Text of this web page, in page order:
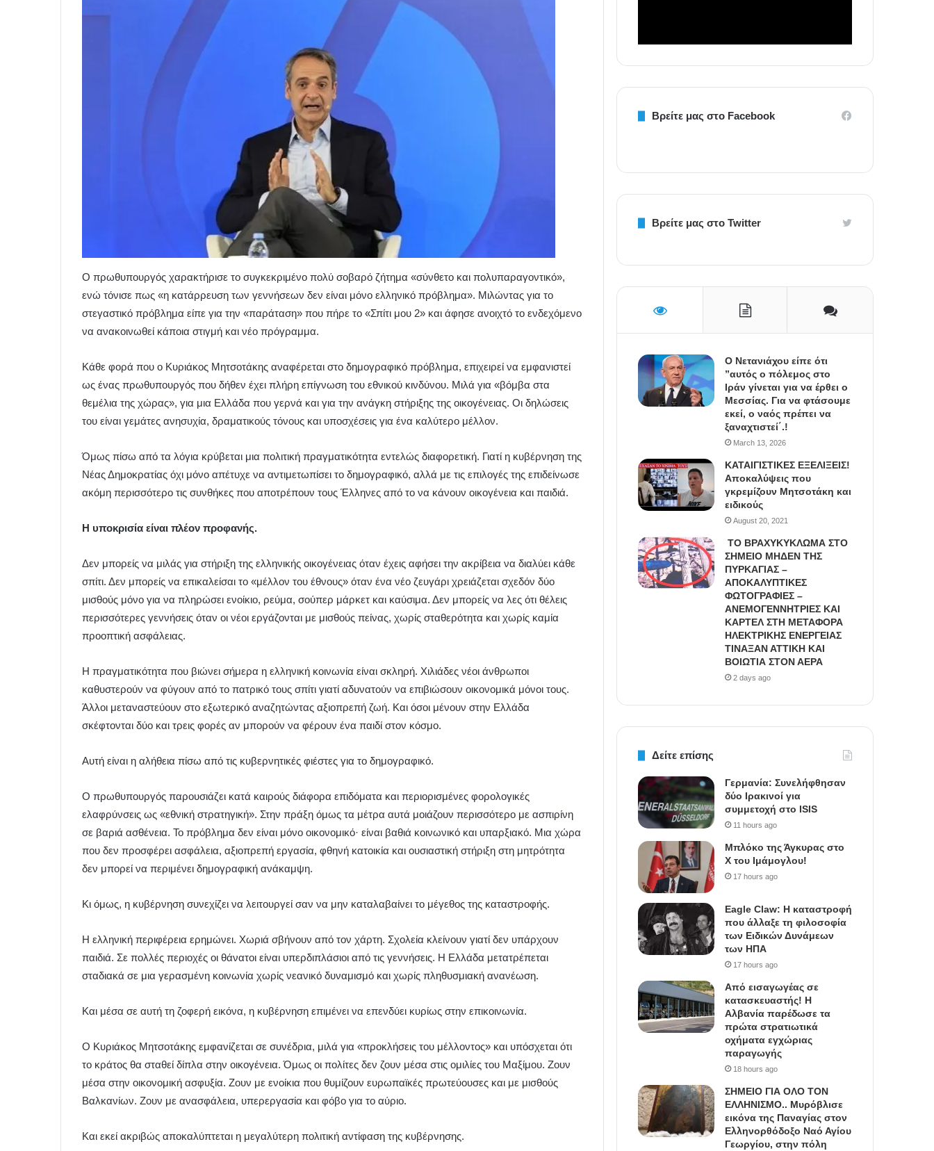
Ο πρωθυπουργός χαρακτήρισε το συγκεκριμένο πολύ σοβαρό ζήτημα «σύνθετο και πολυπαραγοντικό»,
ενώ τόνισε πως «η κατάρρευση των γεννήσεων δεν είναι μόνο ελληνικό πρόβλημα». Μιλώντας για το
στεγαστικό πρόβλημα είπε για την «παράταση» που πήρε το «Σπίτι μου 2» και άφησε ανοιχτό το ενδεχόμενο
να ανακοινωθεί κάποια στιγμή και νέο πρόγραμμα.
Κάθε φορά που ο Κυριάκος Μητσοτάκης αναφέρεται στο δημογραφικό πρόβλημα, επιχειρεί να εμφανιστεί
ως ένας πρωθυπουργός που δήθεν έχει πλήρη επίγνωση του εθνικού κινδύνου. Μιλά για «βόμβα στα
θεμέλια της χώρας», για μια Ελλάδα που γερνά και για την ανάγκη στήριξης της οικογένειας. Οι δηλώσεις
του είναι γεμάτες ανησυχία, δραματικούς τόνους και υποσχέσεις για ένα καλύτερο μέλλον.
Όμως πίσω από τα λόγια κρύβεται μια πολιτική πραγματικότητα εντελώς διαφορετική. Γιατί η κυβέρνηση της
Νέας Δημοκρατίας όχι μόνο απέτυχε να αντιμετωπίσει το δημογραφικό, αλλά με τις επιλογές της επιδείνωσε
ακόμη περισσότερο τις συνθήκες που αποτρέπουν τους Έλληνες από το να κάνουν οικογένεια και παιδιά.
Η υποκρισία είναι πλέον προφανής.
Δεν μπορείς να μιλάς για στήριξη της ελληνικής οικογένειας όταν έχεις αφήσει την ακρίβεια να διαλύει κάθε
σπίτι. Δεν μπορείς να επικαλείσαι το «μέλλον του έθνους» όταν ένα νέο ζευγάρι χρειάζεται σχεδόν δύο
μισθούς μόνο για να πληρώσει ενοίκιο, ρεύμα, σούπερ μάρκετ και καύσιμα. Δεν μπορείς να λες ότι θέλεις
περισσότερες γεννήσεις όταν οι νέοι εργάζονται με μισθούς πείνας, χωρίς σταθερότητα και χωρίς καμία
προοπτική ασφάλειας.
Η πραγματικότητα που βιώνει σήμερα η ελληνική κοινωνία είναι σκληρή. Χιλιάδες νέοι άνθρωποι
καθυστερούν να φύγουν από το πατρικό τους σπίτι γιατί αδυνατούν να επιβιώσουν οικονομικά μόνοι τους.
Άλλοι μεταναστεύουν στο εξωτερικό αναζητώντας αξιοπρεπή ζωή. Και όσοι μένουν στην Ελλάδα
σκέφτονται δύο και τρεις φορές αν μπορούν να φέρουν ένα παιδί στον κόσμο.
Αυτή είναι η αλήθεια πίσω από τις κυβερνητικές φιέστες για το δημογραφικό.
Ο πρωθυπουργός παρουσιάζει κατά καιρούς διάφορα επιδόματα και περιορισμένες φορολογικές
ελαφρύνσεις ως «εθνική στρατηγική». Στην πράξη όμως τα μέτρα αυτά μοιάζουν περισσότερο με ασπιρίνη
σε βαριά ασθένεια. Το πρόβλημα δεν είναι μόνο οικονομικό· είναι βαθιά κοινωνικό και υπαρξιακό. Μια χώρα
που δεν προσφέρει ασφάλεια, αξιοπρεπή εργασία, φθηνή κατοικία και ουσιαστική στήριξη στη μητρότητα
δεν μπορεί να περιμένει δημογραφική ανάκαμψη.
Κι όμως, η κυβέρνηση συνεχίζει να λειτουργεί σαν να μην καταλαβαίνει το μέγεθος της καταστροφής.
Η ελληνική περιφέρεια ερημώνει. Χωριά σβήνουν από τον χάρτη. Σχολεία κλείνουν γιατί δεν υπάρχουν
παιδιά. Σε πολλές περιοχές οι θάνατοι είναι υπερδιπλάσιοι από τις γεννήσεις. Η Ελλάδα μετατρέπεται
σταδιακά σε μια γερασμένη κοινωνία χωρίς νεανικό δυναμισμό και χωρίς πληθυσμιακή ανανέωση.
Και μέσα σε αυτή τη ζοφερή εικόνα, η κυβέρνηση επιμένει να επενδύει κυρίως στην επικοινωνία.
Ο Κυριάκος Μητσοτάκης εμφανίζεται σε συνέδρια, μιλά για «προκλήσεις του μέλλοντος» και υπόσχεται ότι
το κράτος θα σταθεί δίπλα στην οικογένεια. Όμως οι πολίτες δεν ζουν μέσα στις ομιλίες του Μαξίμου. Ζουν
μέσα στην οικονομική ασφυξία. Ζουν με ενοίκια που θυμίζουν ευρωπαϊκές πρωτεύουσες και με μισθούς
Βαλκανίων. Ζουν με ανασφάλεια, υπερεργασία και φόβο για το αύριο.
Και εκεί ακριβώς αποκαλύπτεται η μεγαλύτερη πολιτική αντίφαση της κυβέρνησης.
Βρείτε μας στο Facebook
Βρείτε μας στο Twitter
Ο Νετανιάχου είπε ότι
”αυτός ο πόλεμος στο
Ιράν γίνεται για να έρθει ο
Μεσσίας. Για να φτάσουμε
εκεί, ο ναός πρέπει να
ξαναχτιστεί΄.!
March 13, 2026
ΚΑΤΑΙΓΙΣΤΙΚΕΣ ΕΞΕΛΙΞΕΙΣ!
Αποκαλύψεις που
γκρεμίζουν Μητσοτάκη και
ειδικούς
August 20, 2021
ΤΟ ΒΡΑΧΥΚΥΚΛΩΜΑ ΣΤΟ
ΣΗΜΕΙΟ ΜΗΔΕΝ ΤΗΣ
ΠΥΡΚΑΓΙΑΣ –
ΑΠΟΚΑΛΥΠΤΙΚΕΣ
ΦΩΤΟΓΡΑΦΙΕΣ –
ΑΝΕΜΟΓΕΝΝΗΤΡΙΕΣ ΚΑΙ
ΚΑΡΤΕΛ ΣΤΗ ΜΕΤΑΦΟΡΑ
ΗΛΕΚΤΡΙΚΗΣ ΕΝΕΡΓΕΙΑΣ
ΤΙΝΑΞΑΝ ΑΤΤΙΚΗ ΚΑΙ
ΒΟΙΩΤΙΑ ΣΤΟΝ ΑΕΡΑ
2 days ago
Δείτε επίσης
Γερμανία: Συνελήφθησαν
δύο Ιρακινοί για
συμμετοχή στο ISIS
11 hours ago
Μπλόκο της Άγκυρας στο
X του Ιμάμογλου!
17 hours ago
Eagle Claw: Η καταστροφή
που άλλαξε τη φιλοσοφία
των Ειδικών Δυνάμεων
των ΗΠΑ
17 hours ago
Από εισαγωγέας σε
κατασκευαστής! Η
Αλβανία παρέδωσε τα
πρώτα στρατιωτικά
οχήματα εγχώριας
παραγωγής
18 hours ago
ΣΗΜΕΙΟ ΓΙΑ ΟΛΟ ΤΟΝ
ΕΛΛΗΝΙΣΜΟ.. Μυρόβλισε
εικόνα της Παναγίας στον
Ελληνορθόδοξο Ναό Αγίου
Γεωργίου, στην πόλη